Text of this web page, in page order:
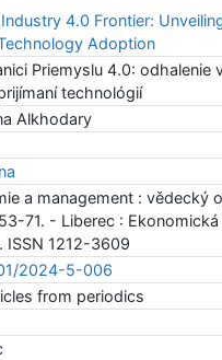
4.0 Frontier:
Adoption
Priemyslu 4.0:
technológií
Alkhodary
a management : vědecký
71. - Liberec :
ISSN 1212-3609
2024-5-006
from periodics